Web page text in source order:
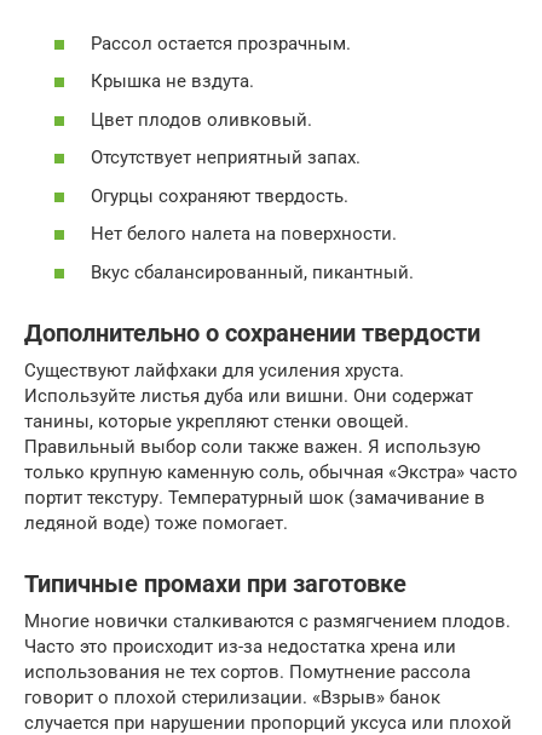
Рассол остается прозрачным.
Крышка не вздута.
Цвет плодов оливковый.
Отсутствует неприятный запах.
Огурцы сохраняют твердость.
Нет белого налета на поверхности.
Вкус сбалансированный, пикантный.
Дополнительно о сохранении твердости
Существуют лайфхаки для усиления хруста.
Используйте листья дуба или вишни. Они содержат
танины, которые укрепляют стенки овощей.
Правильный выбор соли также важен. Я использую
только крупную каменную соль, обычная «Экстра» часто
портит текстуру. Температурный шок (замачивание в
ледяной воде) тоже помогает.
Типичные промахи при заготовке
Многие новички сталкиваются с размягчением плодов.
Часто это происходит из-за недостатка хрена или
использования не тех сортов. Помутнение рассола
говорит о плохой стерилизации. «Взрыв» банок
случается при нарушении пропорций уксуса или плохой